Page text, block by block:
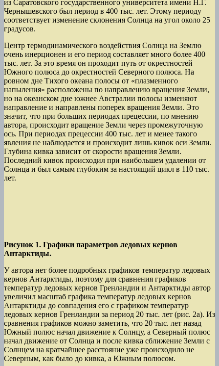
из Саратовского государственного университета имени Н.Г.
Чернышевского был период в 400 тыс. лет. Этому периоду
соответствует изменение склонения Солнца на угол около 25
градусов.
Центр термодинамического воздействия Солнца на Землю
очень инерционен и его период составляет много более 400
тыс. лет. За это время он проходит путь от окрестностей
Южного полюса до окрестностей Северного полюса. На
ровном дне Тихого океана полосы от «плазменного
напыления» расположены по направлению вращения Земли,
но на океанском дне южнее Австралии полосы изменяют
направление и направлены поперек вращения Земли. Это
значит, что при больших периодах прецессии, по мнению
автора, происходит вращение Земли через промежуточную
ось. При периодах прецессии 400 тыс. лет и менее такого
явления не наблюдается и происходит лишь кивок оси Земли.
Глубина кивка зависит от скорости вращения Земли.
Последний кивок происходил при наибольшем удалении от
Солнца и был самым глубоким за настоящий цикл в 110 тыс.
лет.
Рисунок 1. Графики параметров ледовых кернов
Антарктиды.
У автора нет более подробных графиков температур ледовых
кернов Антарктиды, поэтому для сравнения графиков
температур ледовых кернов Гренландии и Антарктиды автор
увеличил масштаб графика температур ледовых кернов
Антарктиды до совпадения его с графиком температур
ледовых кернов Гренландии за период 20 тыс. лет (рис. 2а). Из
сравнения графиков можно заметить, что 20 тыс. лет назад
Южный полюс начал движение к Солнцу, а Северный полюс
начал движение от Солнца и после кивка сближение Земли с
Солнцем на кратчайшее расстояние уже происходило не
Северным, как было до кивка, а Южным полюсом.